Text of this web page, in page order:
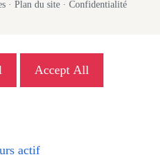
· Plan du site · Confidentialité
Accept All
actif